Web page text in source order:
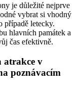
je důležité nejprve
vybrat si vhodný
případě letecky.
hlavních památek a
čas efektivně.
atrakce v
poznávacím